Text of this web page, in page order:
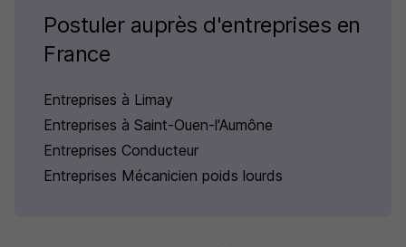
Postuler auprès d'entreprises en
France
Entreprises à Limay
Entreprises à Saint-Ouen-l'Aumône
Entreprises Conducteur
Entreprises Mécanicien poids lourds